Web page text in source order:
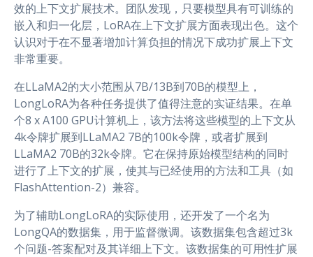
效的上下文扩展技术。团队发现，只要模型具有可训练的
嵌入和归一化层，LoRA在上下文扩展方面表现出色。这个
认识对于在不显著增加计算负担的情况下成功扩展上下文
非常重要。
在LLaMA2的大小范围从7B/13B到70B的模型上，
LongLoRA为各种任务提供了值得注意的实证结果。在单
个8 x A100 GPU计算机上，该方法将这些模型的上下文从
4k令牌扩展到LLaMA2 7B的100k令牌，或者扩展到
LLaMA2 70B的32k令牌。它在保持原始模型结构的同时
进行了上下文的扩展，使其与已经使用的方法和工具（如
FlashAttention-2）兼容。
为了辅助LongLoRA的实际使用，还开发了一个名为
LongQA的数据集，用于监督微调。该数据集包含超过3k
个问题-答案配对及其详细上下文。该数据集的可用性扩展